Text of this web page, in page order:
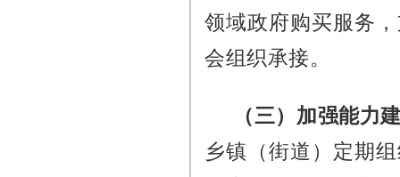
领域政府购买服务
会组织承接。
（三）加强能力
乡镇（街道）定期